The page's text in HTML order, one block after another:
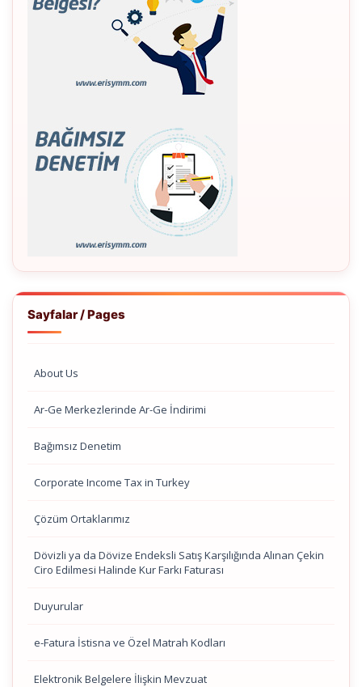
Sayfalar / Pages
About Us
Ar-Ge Merkezlerinde Ar-Ge İndirimi
Bağımsız Denetim
Corporate Income Tax in Turkey
Çözüm Ortaklarımız
Dövizli ya da Dövize Endeksli Satış Karşılığında Alınan Çekin
Ciro Edilmesi Halinde Kur Farkı Faturası
Duyurular
e-Fatura İstisna ve Özel Matrah Kodları
Elektronik Belgelere İlişkin Mevzuat